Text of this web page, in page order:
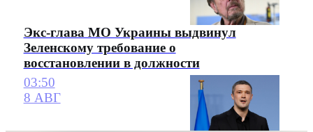
Экс-глава МО Украины выдвинул
Зеленскому требование о
восстановлении в должности
03:50
8 АВГ